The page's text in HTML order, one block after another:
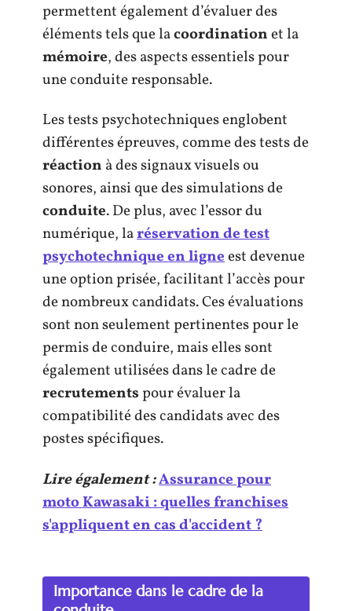
permettent également d’évaluer des
éléments tels que lacoordinationet la
mémoire, des aspects essentiels pour
une conduite responsable.
Les tests psychotechniques englobent
différentes épreuves, comme des tests de
réaction à des signaux visuels ou
sonores, ainsi que des simulations de
conduite. De plus, avec l’essor du
numérique, laréservation de test
psychotechnique en ligneest devenue
une option prisée, facilitant l’accès pour
de nombreux candidats. Ces évaluations
sont non seulement pertinentes pour le
permis de conduire, mais elles sont
également utilisées dans le cadre de
recrutementspour évaluer la
compatibilité des candidats avec des
postes spécifiques.
Lire également :Assurance pour
moto Kawasaki : quelles franchises
s'appliquent en cas d'accident ?
Importance dans le cadre de la